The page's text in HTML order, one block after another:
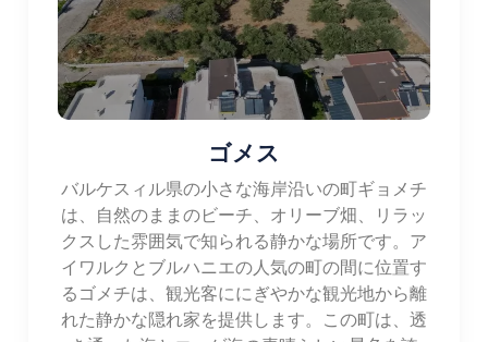
にアクセスしてください。
宿泊施設: バルケスィルではさまざまな宿泊施設の
オプションを提供しています。 ホテル、ゲストハ
ウス、リゾートを含む。最適なオプションを見つ
けることができます 予算や好みはさまざまです。
ゴメス
バルケスィル県の小さな海岸沿いの町ギョメチ
は、自然のままのビーチ、オリーブ畑、リラッ
クスした雰囲気で知られる静かな場所です。ア
イワルクとブルハニエの人気の町の間に位置す
るゴメチは、観光客ににぎやかな観光地から離
れた静かな隠れ家を提供します。この町は、透